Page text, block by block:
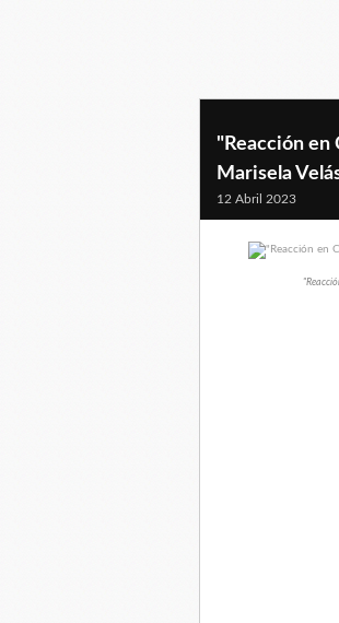
"Reacción en
Marisela
12 Abril 2023